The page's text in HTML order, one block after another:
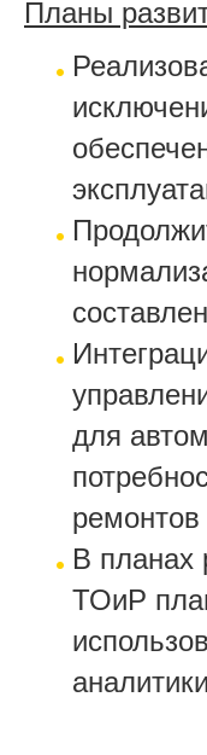
Планы
для
ремонтов
В планах
ТОиР